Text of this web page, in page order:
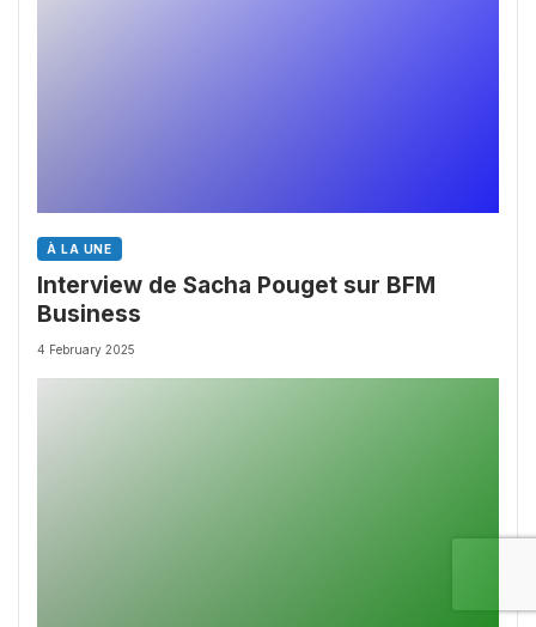
À LA UNE
Interview de Sacha Pouget sur BFM
Business
4 February 2025